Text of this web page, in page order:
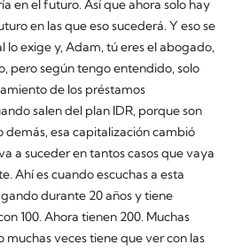
en el futuro. Así que ahora solo hay
en las que eso sucederá. Y eso se
lo exige y, Adam, tú eres el abogado,
pero según tengo entendido, solo
de los préstamos
salen del plan IDR, porque son
demás, esa capitalización cambió
a suceder en tantos casos que vaya
Ahí es cuando escuchas a esta
durante 20 años y tiene
100. Ahora tienen 200. Muchas
muchas veces tiene que ver con las